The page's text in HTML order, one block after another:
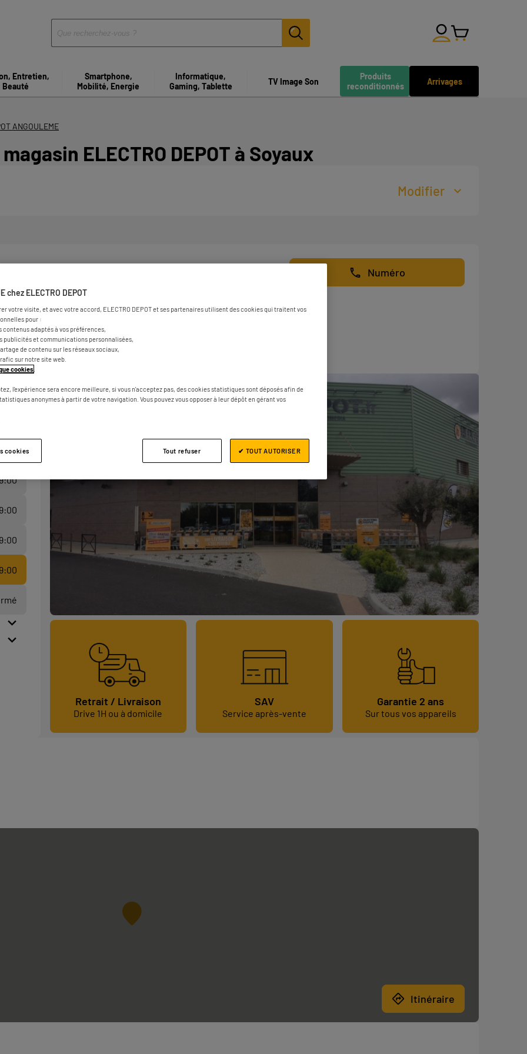
Arrivages
Produits
reconditionnés
Entretien,
Beauté
Smartphone,
Mobilité, Energie
Informatique,
Gaming, Tablette
TV Image Son
ANGOULEME
ELECTRO DEPOT à Soyaux
Modifier
Numéro
Retrait / Livraison
Drive 1H ou à domicile
SAV
Service après-vente
Garantie 2 ans
Sur tous vos appareils
Itinéraire
chez ELECTRO DEPOT
votre visite, et avec votre accord, ELECTRO DEPOT et ses partenaires utilisent des cookies qui traitent vos
pour :
contenus adaptés à vos préférences,
publicités et communications personnalisées,
de contenu sur les réseaux sociaux,
sur notre site web.
cookies
l'expérience sera encore meilleure, si vous n'acceptez pas, des cookies statistiques sont déposés afin de
anonymes à partir de votre navigation. Vous pouvez vous opposer à leur dépôt en gérant vos
cookies Tout refuser ✔ TOUT AUTORISER